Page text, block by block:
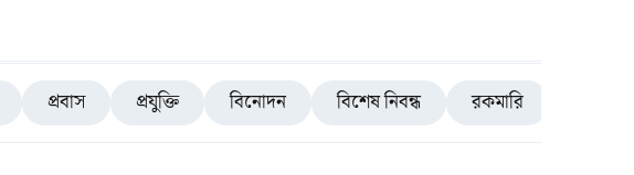
প্রবাস প্রযুক্তি বিনোদন বিশেষ নিবন্ধ রকমারি